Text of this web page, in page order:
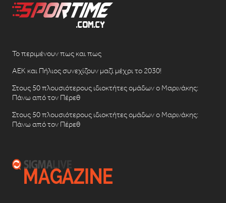
Το περιμένουν πως και πως
ΑΕΚ και Πήλιος συνεχίζουν μαζί μέχρι το 2030!
Στους 50 πλουσιότερους ιδιοκτήτες ομάδων ο Μαρινάκης:
Πάνω από τον Πέρεθ
Στους 50 πλουσιότερους ιδιοκτήτες ομάδων ο Μαρινάκης:
Πάνω από τον Πέρεθ